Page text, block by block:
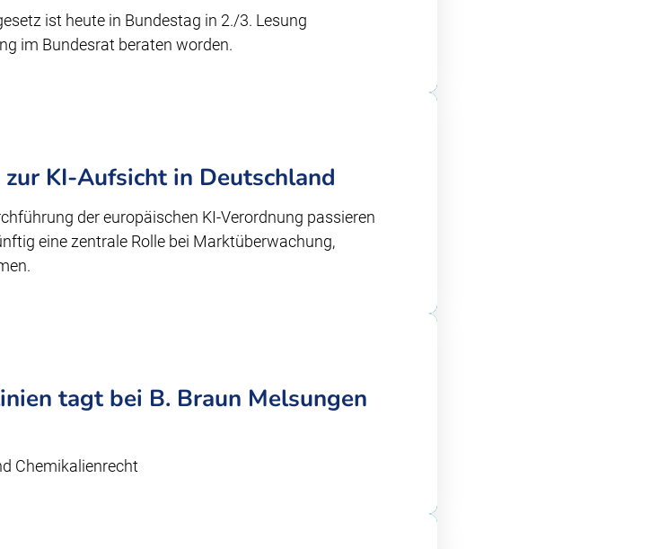
ist heute in Bundestag in 2./3. Lesung
im Bundesrat beraten worden.
KI-Aufsicht in Deutschland
der europäischen KI-Verordnung passieren
eine zentrale Rolle bei Marktüberwachung,
tagt bei B. Braun Melsungen
Chemikalienrecht